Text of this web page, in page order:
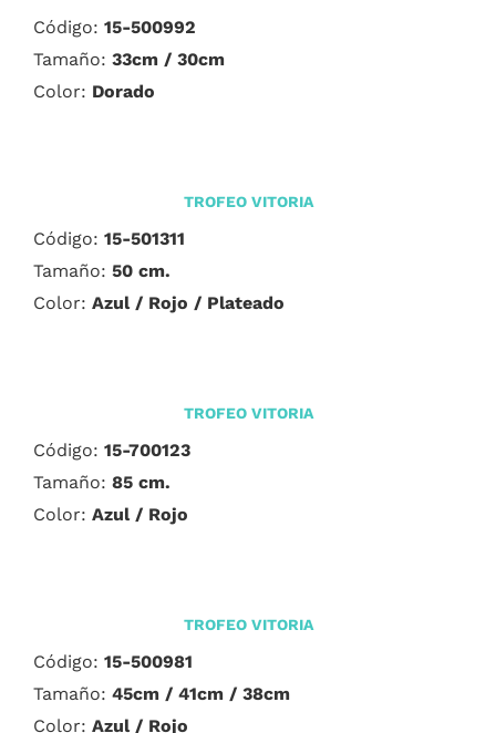
Código: 15-500992
Tamaño: 33cm / 30cm
Color: Dorado
TROFEO VITORIA
Código: 15-501311
Tamaño: 50 cm.
Color: Azul / Rojo / Plateado
TROFEO VITORIA
Código: 15-700123
Tamaño: 85 cm.
Color: Azul / Rojo
TROFEO VITORIA
Código: 15-500981
Tamaño: 45cm / 41cm / 38cm
Color: Azul / Rojo